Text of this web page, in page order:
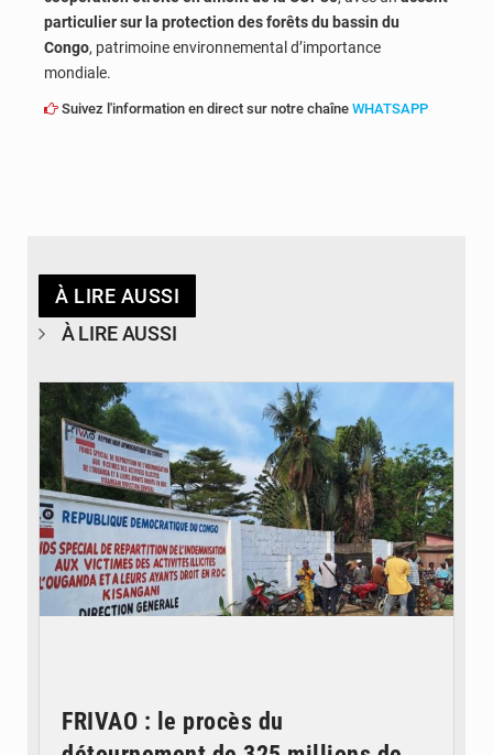
particulier sur la protection des forêts du bassin du
Congo, patrimoine environnemental d’importance
mondiale.
Suivez l'information en direct sur notre chaîne WHATSAPP
À LIRE AUSSI
À LIRE AUSSI
FRIVAO : le procès du